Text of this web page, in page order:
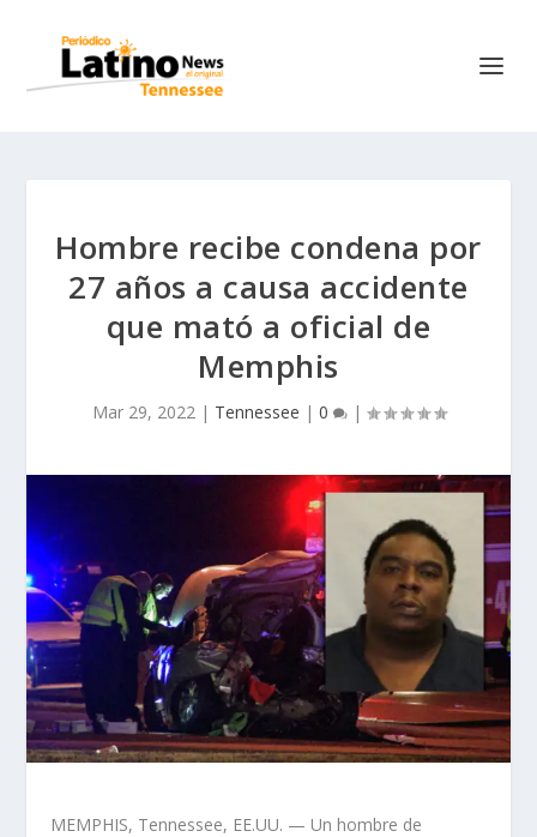
Hombre recibe condena por
27 años a causa accidente
que mató a oficial de
Memphis
Mar 29, 2022| Tennessee | 0 |
MEMPHIS, Tennessee, EE.UU. — Un hombre de